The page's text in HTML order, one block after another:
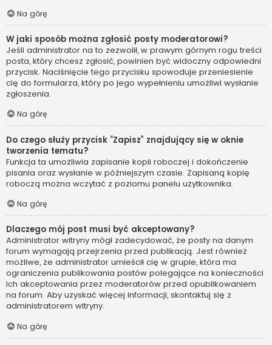
Na górę
W jaki sposób można zgłosić posty moderatorowi?
Jeśli administrator na to zezwolił, w prawym górnym rogu treści
posta, który chcesz zgłosić, powinien być widoczny odpowiedni
przycisk. Naciśnięcie tego przycisku spowoduje przeniesienie
cię do formularza, który po jego wypełnieniu umożliwi wysłanie
zgłoszenia.
Na górę
Do czego służy przycisk “Zapisz” znajdujący się w oknie
tworzenia tematu?
Funkcja ta umożliwia zapisanie kopii roboczej i dokończenie
pisania oraz wysłanie w późniejszym czasie. Zapisaną kopię
roboczą można wczytać z poziomu panelu użytkownika.
Na górę
Dlaczego mój post musi być akceptowany?
Administrator witryny mógł zadecydować, że posty na danym
forum wymagają przejrzenia przed publikacją. Jest również
możliwe, że administrator umieścił cię w grupie, która ma
ograniczenia publikowania postów polegające na konieczności
ich akceptowania przez moderatorów przed opublikowaniem
na forum. Aby uzyskać więcej informacji, skontaktuj się z
administratorem witryny.
Na górę